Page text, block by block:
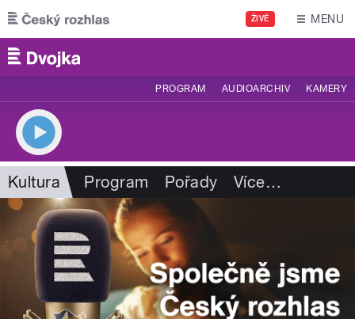
Přejít k hlavnímu obsahu
ŽIVĚ MENU
PROGRAM AUDIOARCHIV KAMERY
Kultura Program Pořady Více…